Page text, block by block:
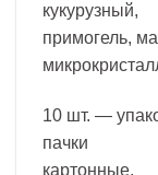
кукурузный,
примогель,
10 шт. —
пачки
картонные.